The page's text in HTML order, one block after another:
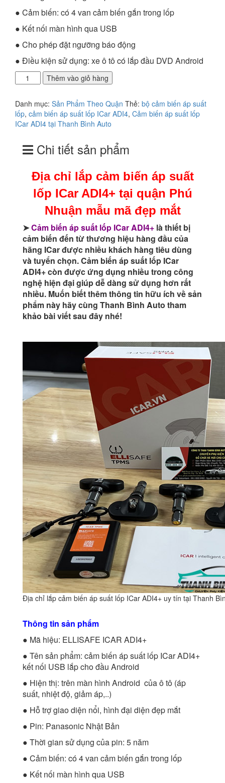
● Cảm biến: có 4 van cảm biến gắn trong lốp
● Kết nối màn hình qua USB
● Cho phép đặt ngưỡng báo động
● Điều kiện sử dụng: xe ô tô có lắp đầu DVD Android
chỉ
cảm
biến
áp
lốp
ICar
mã
đẹp
mắt
số
lượng
Thêm vào giỏ hàng
Danh mục: Sản Phẩm Theo Quận Thẻ: bộ cảm biến áp suất
lốp, cảm biến áp suất lốp ICar ADI4, Cảm biến áp suất lốp
ICar ADI4 tại Thanh Bình Auto
Chi tiết sản phẩm
Địa chỉ lắp cảm biến áp suất
lốp ICar ADI4+ tại quận Phú
Nhuận mẫu mã đẹp mắt
➤Cảm biến áp suất lốp ICar ADI4+ là thiết bị
cảm biến đến từ thương hiệu hàng đầu của
hãng ICar được nhiều khách hàng tiêu dùng
và tuyển chọn. Cảm biến áp suất lốp ICar
ADI4+ còn được ứng dụng nhiều trong công
nghệ hiện đại giúp dễ dàng sử dụng hơn rất
nhiều. Muốn biết thêm thông tin hữu ích về sản
phẩm này hãy cùng Thanh Bình Auto tham
khảo bài viết sau đây nhé!
Địa chỉ lắp cảm biến áp suất lốp ICar ADI4+ uy tín tại Thanh
Thông tin sản phẩm
● Mã hiệu: ELLISAFE ICAR ADI4+
● Tên sản phẩm: cảm biến áp suất lốp ICar ADI4+
kết nối USB lắp cho đầu Android
● Hiện thị: trên màn hình Android của ô tô (áp
suất, nhiệt độ, giảm áp,..)
● Hỗ trợ giao diện nổi, hình đại diện đẹp mắt
● Pin: Panasonic Nhật Bản
● Thời gian sử dụng của pin: 5 năm
● Cảm biến: có 4 van cảm biến gắn trong lốp
● Kết nối màn hình qua USB